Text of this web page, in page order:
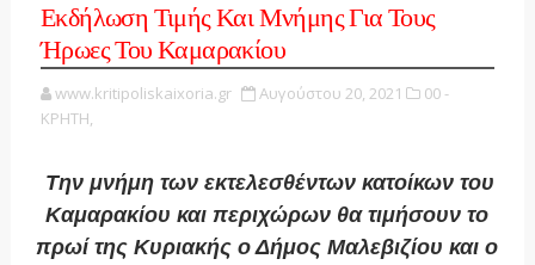
Εκδήλωση Τιμής Και Μνήμης Για Τους
Ήρωες Του Καμαρακίου
www.kritipoliskaixoria.gr Αυγούστου 20, 2021
00 -
ΚΡΗΤΗ,
Την μνήμη των εκτελεσθέντων κατοίκων του
Καμαρακίου και περιχώρων θα τιμήσουν το
πρωί της Κυριακής ο Δήμος Μαλεβιζίου και ο